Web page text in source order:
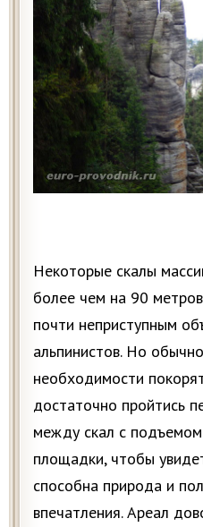
Некоторые скалы
более чем на 90
почти неприступным
альпинистов. Но
необходимости
достаточно пройтись
между скал с
площадки, чтобы
способна природа и
впечатления. Ареал